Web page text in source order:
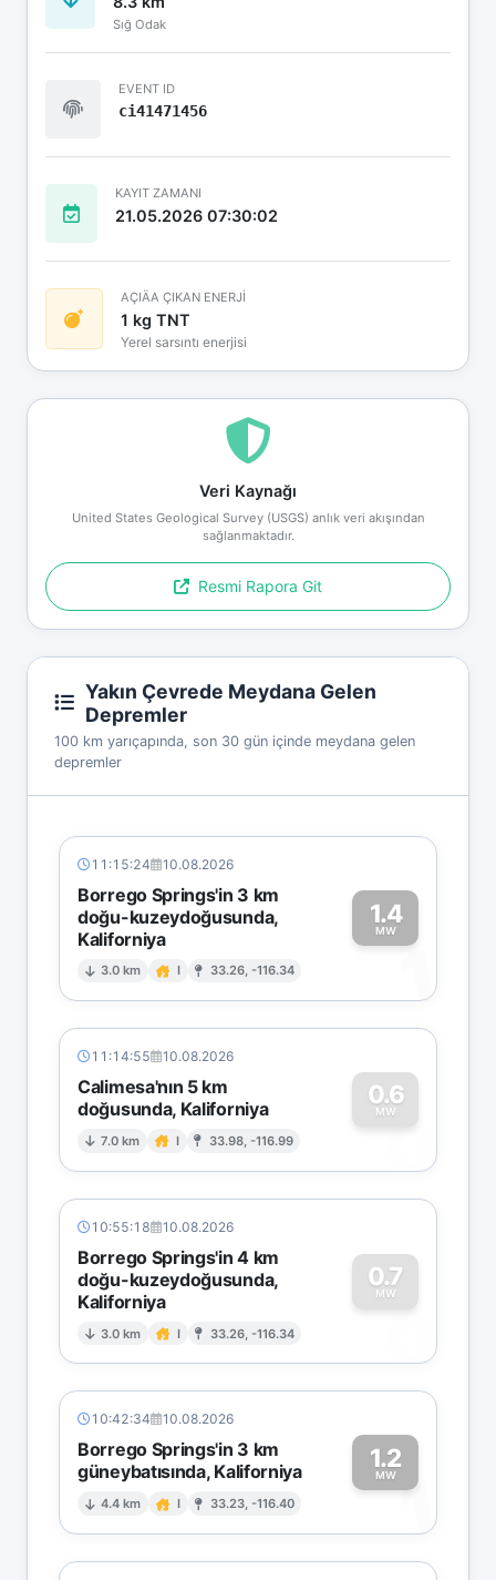
Sığ Odak
EVENT ID
ci41471456
KAYIT ZAMANI
21.05.2026 07:30:02
AÇIÄA ÇIKAN ENERJİ
1 kg TNT
Yerel sarsıntı enerjisi
Veri Kaynağı
United States Geological Survey (USGS) anlık veri akışından
sağlanmaktadır.
Resmi Rapora Git
Yakın Çevrede Meydana Gelen
Depremler
100 km yarıçapında, son 30 gün içinde meydana gelen
depremler
11:15:24 10.08.2026
Borrego Springs'in 3 km
doğu-kuzeydoğusunda,
Kaliforniya
3.0 km I 33.26, -116.34
1.4
MW
1
11:14:55 10.08.2026
Calimesa'nın 5 km
doğusunda, Kaliforniya
7.0 km I 33.98, -116.99
0.6
MW
0
10:55:18 10.08.2026
Borrego Springs'in 4 km
doğu-kuzeydoğusunda,
Kaliforniya
3.0 km I 33.26, -116.34
0.7
MW
0
10:42:34 10.08.2026
Borrego Springs'in 3 km
güneybatısında, Kaliforniya
4.4 km I 33.23, -116.40
1.2
MW1